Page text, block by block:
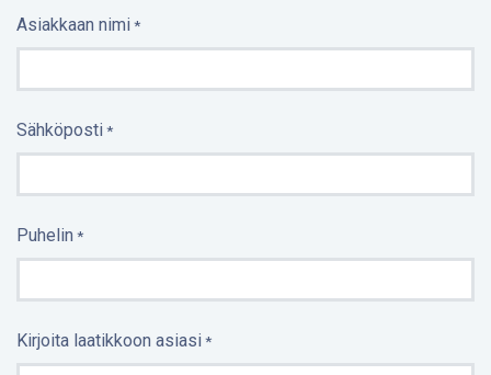
Asiakkaan nimi*
Sähköposti*
Puhelin *
Kirjoita laatikkoon asiasi*